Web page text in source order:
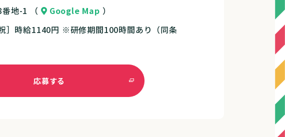
地-1 （ Google Map ）
］時給1140円 ※研修期間100時間あり（同条
応募する